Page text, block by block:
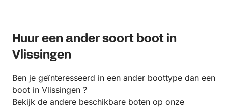
Huur een ander soort boot in
Vlissingen
Ben je geïnteresseerd in een ander boottype dan een
boot in Vlissingen ?
Bekijk de andere beschikbare boten op onze